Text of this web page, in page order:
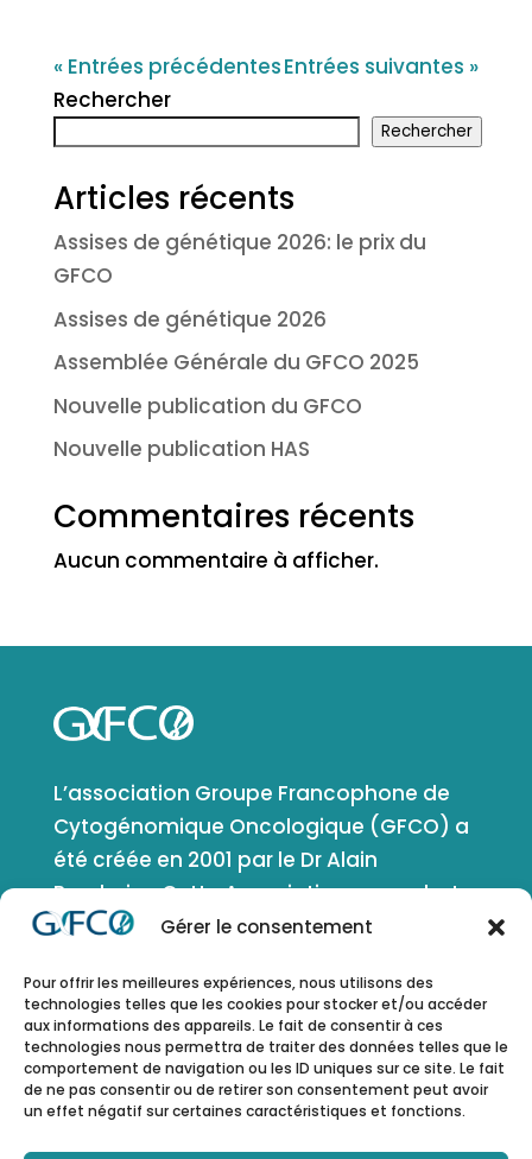
Gérer le consentement
Pour offrir les meilleures expériences, nous utilisons des
technologies telles que les cookies pour stocker et/ou accéder
aux informations des appareils. Le fait de consentir à ces
technologies nous permettra de traiter des données telles que le
comportement de navigation ou les ID uniques sur ce site. Le fait
de ne pas consentir ou de retirer son consentement peut avoir
un effet négatif sur certaines caractéristiques et fonctions.
« Entrées précédentesEntrées suivantes »
Rechercher
Rechercher
Articles récents
Assises de génétique 2026: le prix du
GFCO
Assises de génétique 2026
Assemblée Générale du GFCO 2025
Nouvelle publication du GFCO
Nouvelle publication HAS
Commentaires récents
Aucun commentaire à afficher.
L’association Groupe Francophone de
Cytogénomique Oncologique (GFCO) a
été créée en 2001 par le Dr Alain
Bernheim. Cette Association a pour but
de favoriser le développement de la
génomique en oncologie et en
génétique somatique. Elle comprend
tous les domaines d’application de ces
disciplines.